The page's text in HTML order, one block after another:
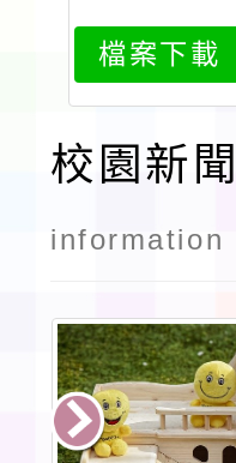
8171attac
h1
檔案下載
校園新
information